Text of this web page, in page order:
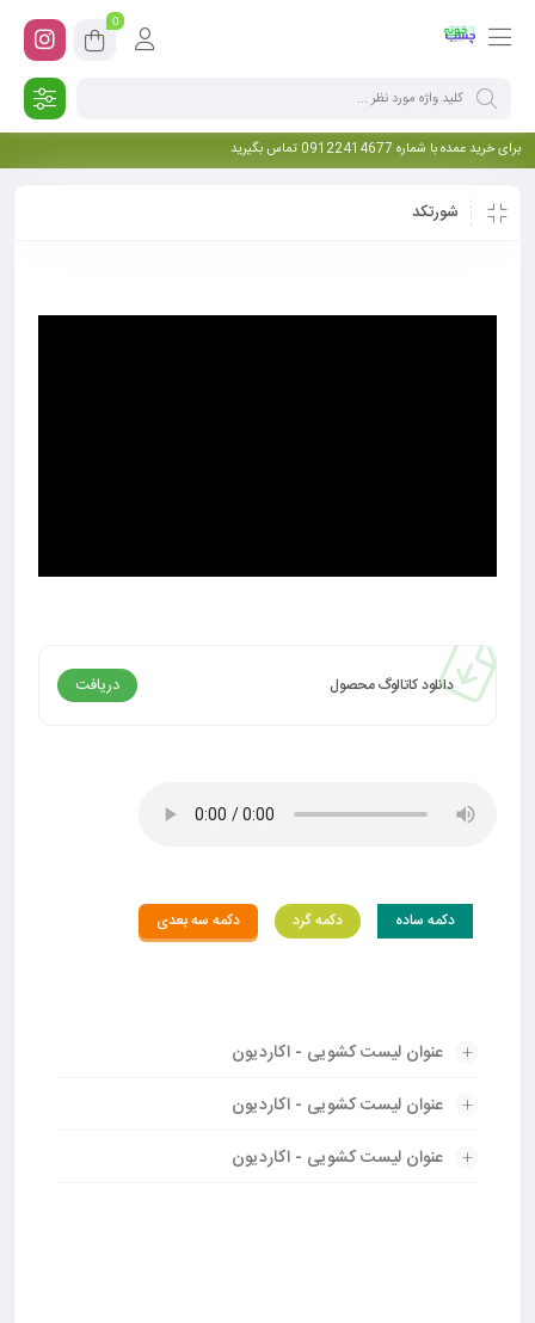
0
برای خرید عمده با شماره 09122414677 تماس بگیرید
شورتکد
دانلود کاتالوگ محصول دریافت
دکمه ساده دکمه گرد دکمه سه بعدی
عنوان لیست کشویی - اکاردیون
عنوان لیست کشویی - اکاردیون
عنوان لیست کشویی - اکاردیون